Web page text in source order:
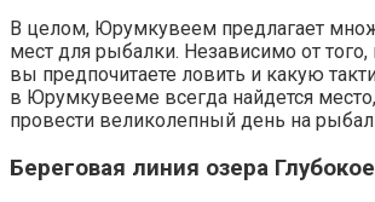
В целом, Юрумкувеем предлагает
мест для рыбалки. Независимо от
вы предпочитаете ловить и какую
в Юрумкувееме всегда найдется
провести великолепный день на
Береговая линия озера Глубокое